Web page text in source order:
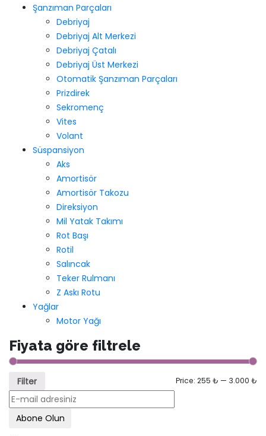
Şanzıman Parçaları
Debriyaj
Debriyaj Alt Merkezi
Debriyaj Çatalı
Debriyaj Üst Merkezi
Otomatik Şanzıman Parçaları
Prizdirek
Sekromenç
Vites
Volant
Süspansiyon
Aks
Amortisör
Amortisör Takozu
Direksiyon
Mil Yatak Takımı
Rot Başı
Rotil
Salıncak
Teker Rulmanı
Z Askı Rotu
Yağlar
Motor Yağı
Fiyata göre filtrele
Filter Price: 255 ₺ — 3.000 ₺
Abone Olun